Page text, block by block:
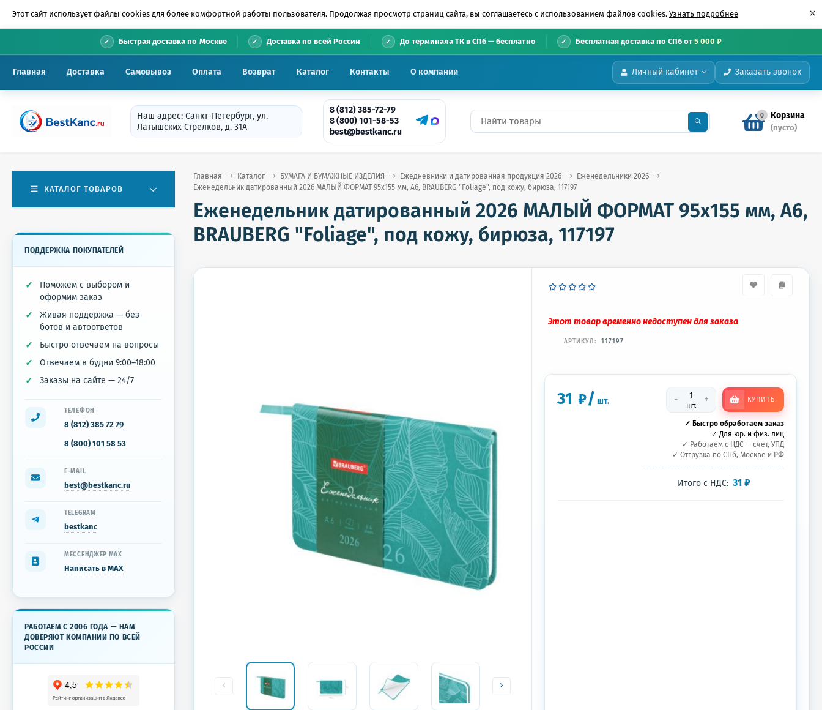
Этот сайт использует файлы cookies для более комфортной работы пользователя. Продолжая просмотр страниц сайта, вы соглашаетесь с использованием файлов cookies. Узнать подробнее ×
Быстрая доставка по Москве Доставка по всей России До терминала ТК в СПб — бесплатно Бесплатная доставка по СПб от5 000 ₽
Личный кабинет Заказать звонок
Главная Доставка Самовывоз Оплата Возврат Каталог Контакты О компании
Наш адрес: Санкт-Петербург, ул.
Латышских Стрелков, д. 31А
8 (812) 385-72-79
8 (800) 101-58-53
best@bestkanc.ru
0 Корзина
(пусто)
Главная Каталог БУМАГА И БУМАЖНЫЕ ИЗДЕЛИЯ Ежедневники и датированная продукция 2026
Еженедельники 2026
Еженедельник датированный 2026 МАЛЫЙ ФОРМАТ 95х155 мм, А6, BRAUBERG "Foliage", под кожу, бирюза, 117197
Еженедельник датированный 2026 МАЛЫЙ ФОРМАТ 95х155 мм, А6,
BRAUBERG "Foliage", под кожу, бирюза, 117197
Этот товар временно недоступен для заказа
АРТИКУЛ: 117197
31 ₽/ шт. -
шт.
+ КУПИТЬ
✓ Быстро обработаем заказ
✓ Для юр. и физ. лиц
✓ Работаем с НДС — счёт, УПД
✓ Отгрузка по СПб, Москве и РФ
Итого с НДС: 31 ₽
КАТАЛОГ ТОВАРОВ
ПОДДЕРЖКА ПОКУПАТЕЛЕЙ
Поможем с выбором и
оформим заказ
Живая поддержка — без
ботов и автоответов
Быстро отвечаем на вопросы
Отвечаем в будни 9:00–18:00
Заказы на сайте — 24/7
ТЕЛЕФОН
8 (812) 385 72 79
8 (800) 101 58 53
E-MAIL
best@bestkanc.ru
TELEGRAM
bestkanc
МЕССЕНДЖЕР MAX
Написать в MAX
РАБОТАЕМ С 2006 ГОДА — НАМ
ДОВЕРЯЮТ КОМПАНИИ ПО ВСЕЙ
РОССИИ